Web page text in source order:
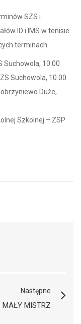
SZS i
ID i IMS w tenisie
terminach:
Suchowola, 10.00
Suchowola, 10.00
Duże,
Szkolnej – ZSP
Następne
MAŁY MISTRZ